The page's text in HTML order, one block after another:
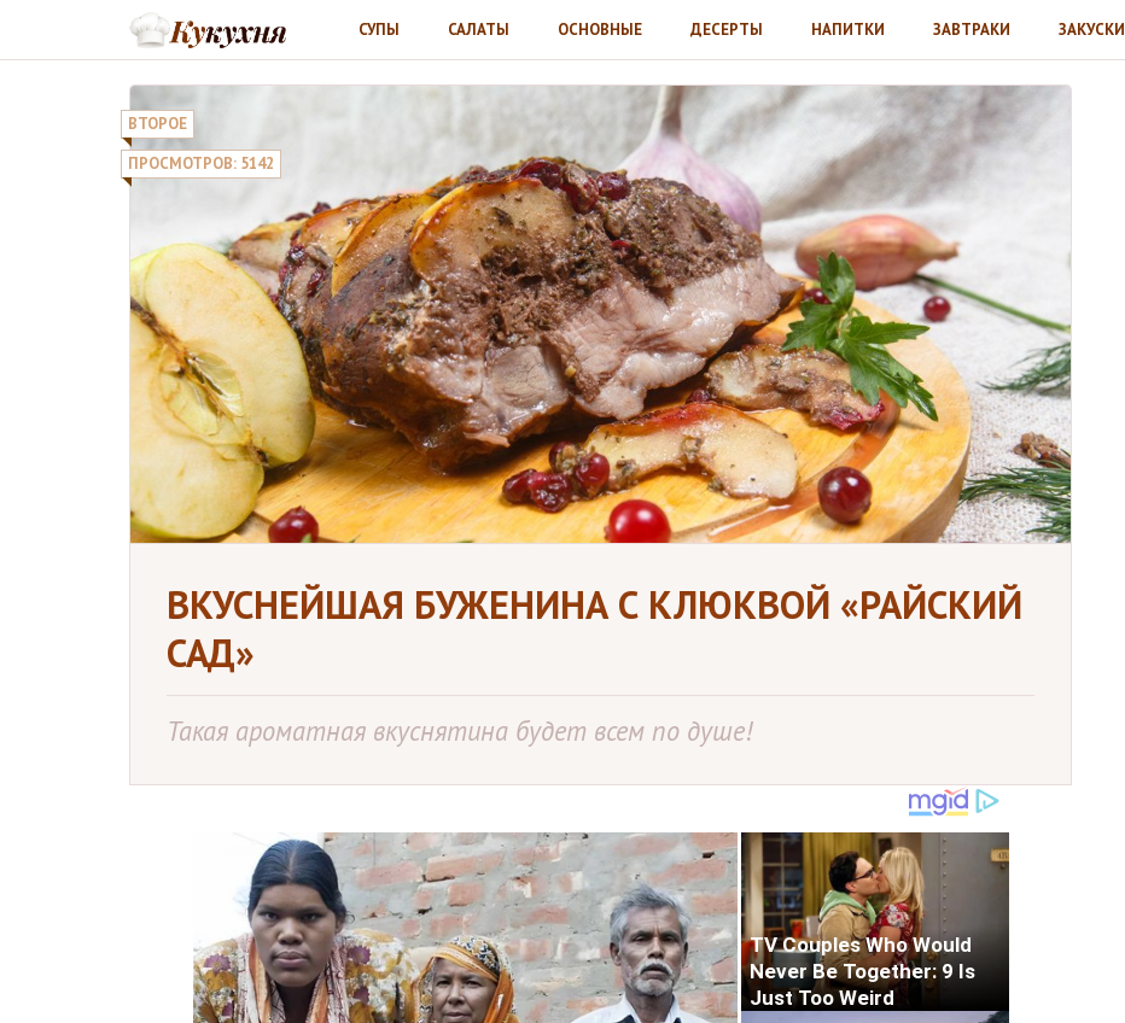
СУПЫ САЛАТЫ ОСНОВНЫЕ ДЕСЕРТЫ НАПИТКИ ЗАВТРАКИ ЗАКУСКИ
ВТОРОЕ
ПРОСМОТРОВ: 5142
ВКУСНЕЙШАЯ БУЖЕНИНА С КЛЮКВОЙ «РАЙСКИЙ
САД»
Такая ароматная вкуснятина будет всем по душе!